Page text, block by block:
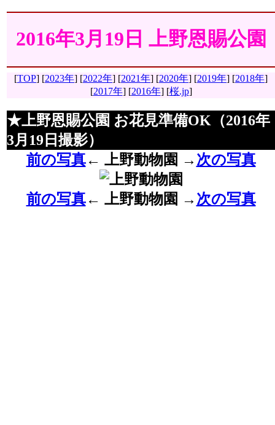
2016年3月19日 上野恩賜公園
[TOP] [2023年] [2022年] [2021年] [2020年] [2019年] [2018年]
[2017年] [2016年] [桜.jp]
★上野恩賜公園 お花見準備OK（2016年
3月19日撮影）
前の写真← 上野動物園 → 次の写真
前の写真← 上野動物園 → 次の写真